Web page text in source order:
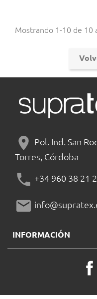
Mostrando 1-10 de 10
location_on Pol. Ind. San
Torres, Córdoba
phone +34 960 38 21
mail
INFORMACIÓN